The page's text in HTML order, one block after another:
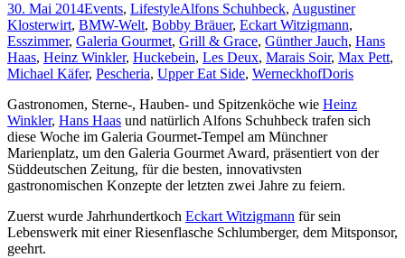
30. Mai 2014Events, LifestyleAlfons Schuhbeck, Augustiner
Klosterwirt, BMW-Welt, Bobby Bräuer, Eckart Witzigmann,
Esszimmer, Galeria Gourmet, Grill & Grace, Günther Jauch, Hans
Haas, Heinz Winkler, Huckebein, Les Deux, Marais Soir, Max Pett,
Michael Käfer, Pescheria, Upper Eat Side, WerneckhofDoris
Gastronomen, Sterne-, Hauben- und Spitzenköche wie Heinz
Winkler, Hans Haas und natürlich Alfons Schuhbeck trafen sich
diese Woche im Galeria Gourmet-Tempel am Münchner
Marienplatz, um den Galeria Gourmet Award, präsentiert von der
Süddeutschen Zeitung, für die besten, innovativsten
gastronomischen Konzepte der letzten zwei Jahre zu feiern.
Zuerst wurde Jahrhundertkoch Eckart Witzigmann für sein
Lebenswerk mit einer Riesenflasche Schlumberger, dem Mitsponsor,
geehrt.